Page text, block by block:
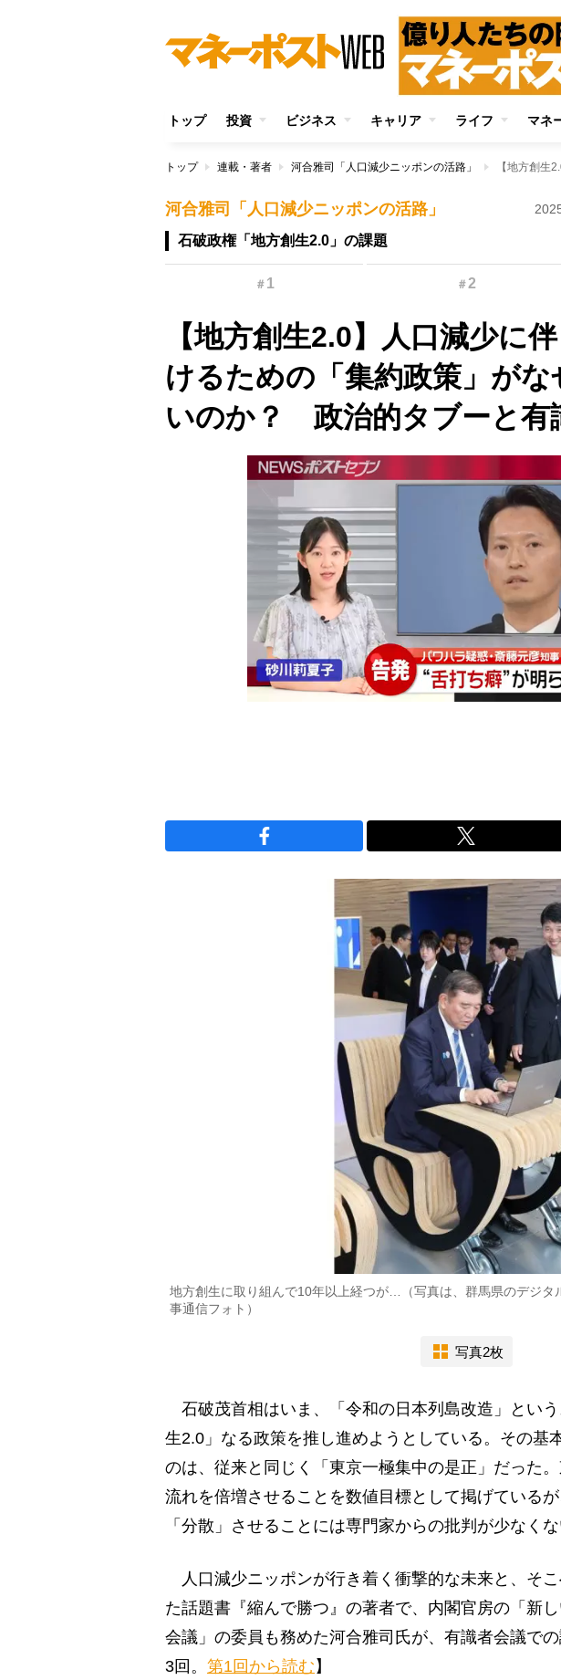
トップ 投資 ビジネス キャリア ライフ マネ
トップ 連載・著者 河合雅司「人口減少ニッポンの活路」
河合雅司「人口減少ニッポンの活路」
石破政権「地方創生2.0」の課題
＃ 1 ＃2
【地方創生2.0】人口減少に
けるための「集約政策」が
いのか？ 政治的タブーと有
地方創生に取り組んで10年以上経つが…（写真は、群馬県のデジタ
事通信フォト）
写真2枚
石破茂首相はいま、「令和の日本列島改造」とい
生2.0」なる政策を推し進めようとしている。その基
のは、従来と同じく「東京一極集中の是正」だった
流れを倍増させることを数値目標として掲げている
「分散」させることには専門家からの批判が少なくな
人口減少ニッポンが行き着く衝撃的な未来と、そ
た話題書『縮んで勝つ』の著者で、内閣官房の「新
会議」の委員も務めた河合雅司氏が、有識者会議で
3回。 第1回から読む 】